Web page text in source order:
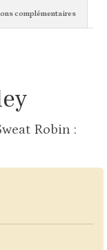
complémentaires
Robin :